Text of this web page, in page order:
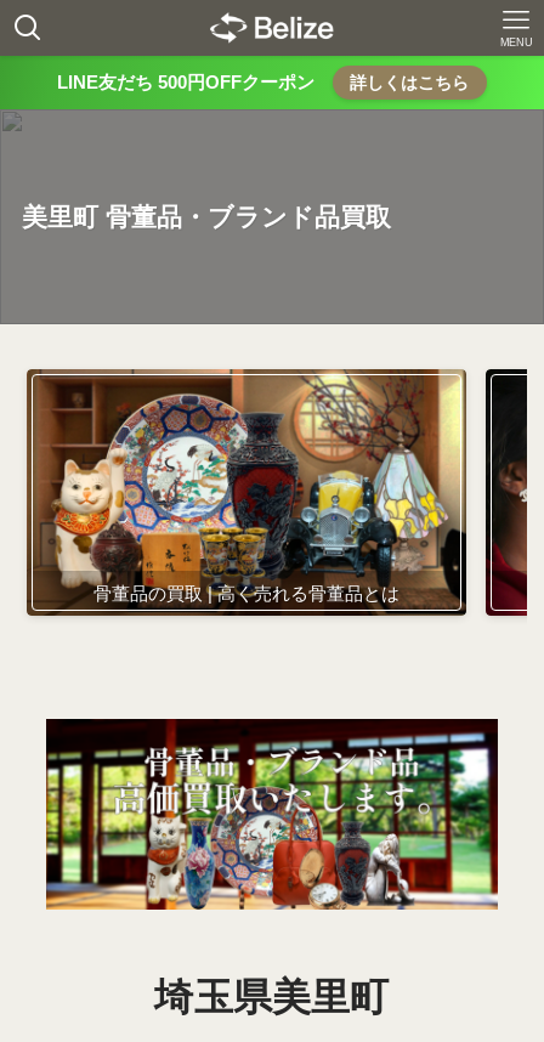
MENU
LINE友だち 500円OFFクーポン 詳しくはこちら
美里町 骨董品・ブランド品買取
骨董品の買取 | 高く売れる骨董品とは
埼玉県美里町